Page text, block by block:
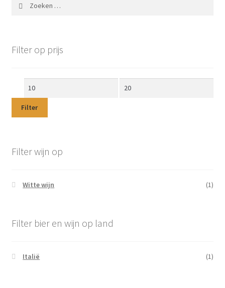
Filter op prijs
Min.
Max.
Filter
Filter wijn op
Witte wijn (1)
Filter bier en wijn op land
Italië (1)